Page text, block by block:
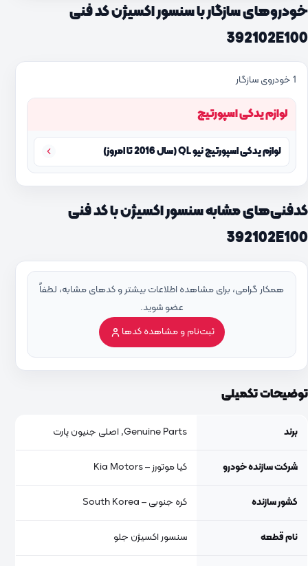
خودروهای سازگار با سنسور اکسیژن کد فنی
392102E100
1 خودروی سازگار
لوازم یدکی اسپورتیج
لوازم یدکی اسپورتیج نیو QL (سال 2016 تا امروز)
کدفنی‌های مشابه سنسور اکسیژن با کد فنی
392102E100
همکار گرامی، برای مشاهده اطلاعات بیشتر و کدهای مشابه، لطفاً
عضو شوید.
ثبت‌نام و مشاهده کدها
توضیحات تکمیلی
برند Genuine Parts, اصلی جنیون پارت
شرکت سازنده خودرو کیا موتورز – Kia Motors
کشور سازنده کره جنوبی – South Korea
نام قطعه سنسور اکسیژن جلو